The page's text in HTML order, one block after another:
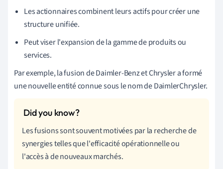
Les actionnaires combinent leurs actifs pour créer une
structure unifiée.
Peut viser l'expansion de la gamme de produits ou
services.
Par exemple, la fusion de Daimler-Benz et Chrysler a formé
une nouvelle entité connue sous le nom de DaimlerChrysler.
Les fusions sont souvent motivées par la recherche de
synergies telles que l'efficacité opérationnelle ou
l'accès à de nouveaux marchés.